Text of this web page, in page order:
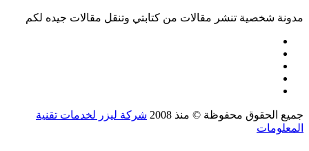
مدونة شخصية تنشر مقالات من كتابتي وتنقل مقالات جيده لكم
جميع الحقوق محفوظة © منذ 2008
شركة ليزر لخدمات تقنية
المعلومات